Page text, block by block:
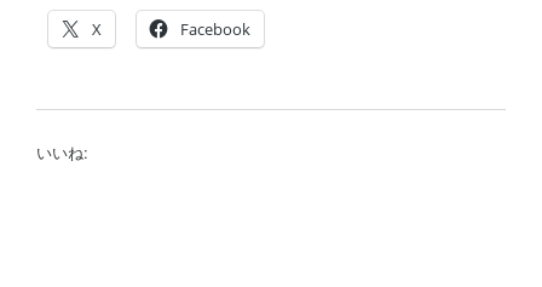
X Facebook
いいね: